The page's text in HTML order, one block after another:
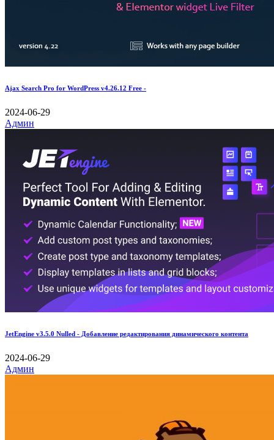
Ajax Search Pro for WordPress v4.26.12 Free -
2024-06-29
Админ
JetEngine v3.5.0 Nulled - Добавление редактирования динамического контента
2024-06-29
Админ